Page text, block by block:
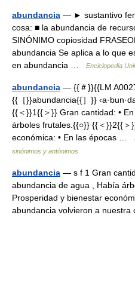
abundancia — ► sustantivo
cosa: ■ la abundancia de
SINÓNIMO copiosidad
abundancia Se aplica a lo que
en abundancia …
Enciclopedia
abundancia — {{＃}}{{LM
{{［}}abundancia{{］}}
{{＜}}1{{＞}} Gran cantidad: •
árboles frutales.{{○}} {{＜}}2{{＞
económica: • En las épocas …
sinónimos y antónimos
abundancia — s f 1 Gran
abundancia de agua , Había
Prosperidad y bienestar
abundancia volvieron a